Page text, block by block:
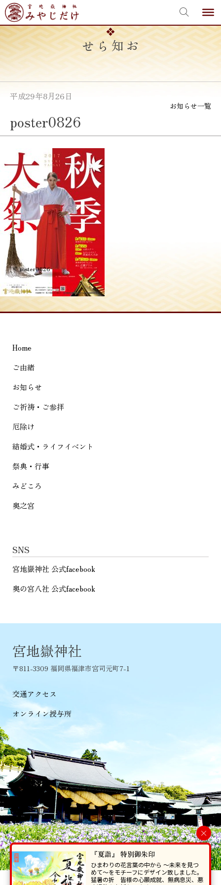
Skip
to
content
お知らせ
平成29年8月26日
お知らせ一覧
poster0826
投
稿
ナ
ビ
ー
シ
ョ
ン
≪poster0826
Home
ご由緒
お知らせ
ご祈祷・ご参拝
厄除け
結婚式・ライフイベント
祭典・行事
みどころ
奥之宮
SNS
宮地嶽神社 公式facebook
奥の宮八社 公式facebook
宮地嶽神社
〒811-3309 福岡県福津市宮司元町7-1
交通アクセス
オンライン授与所
当ホームページで掲載の写真・イラスト等を無断で転写･複製することを
×
『夏詣』 特別御朱印
ひまわりの花言葉の中から 〜未来を見つ
めて〜をモチーフにデザイン致しました。
猛暑の折 皆様の心願成就、無病息災、悪